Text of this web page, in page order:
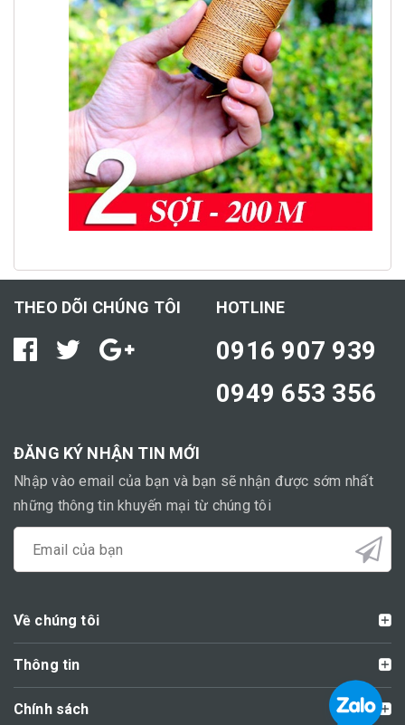
THEO DÕI CHÚNG TÔI HOTLINE
0916 907 939
0949 653 356
ĐĂNG KÝ NHẬN TIN MỚI
Nhập vào email của bạn và bạn sẽ nhận được sớm nhất
những thông tin khuyến mại từ chúng tôi
Về chúng tôi
Thông tin
Chính sách